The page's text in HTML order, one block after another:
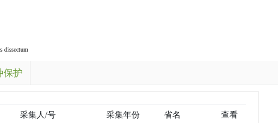
dissectum
保护
采集人/号 采集年份 省名 查看